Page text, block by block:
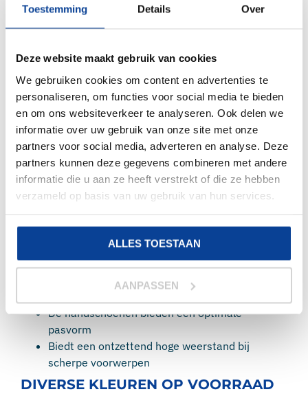
Toestemming Details Over
Deze website maakt gebruik van cookies
We gebruiken cookies om content en advertenties te
personaliseren, om functies voor social media te bieden
en om ons websiteverkeer te analyseren. Ook delen we
informatie over uw gebruik van onze site met onze
partners voor social media, adverteren en analyse. Deze
partners kunnen deze gegevens combineren met andere
informatie die u aan ze heeft verstrekt of die ze hebben
verzameld op basis van uw gebruik van hun services.
ALLES TOESTAAN
AANPASSEN
goed. De handschoenen passen zich aan op een
iedereen gewenst. Bovendien zijn ze enorm rekbaar
en scheurbestendig.
nitril voldoen aan de Europese normen 455. Deze
norm test op lekken, veiligheid en fysische
eigenschappen. Het is dus een zeer betrouwbaar
product.
EIGENSCHAPPEN VAN NITRIL
HANDSCHOENEN
Nitril handschoenen hebben meerdere
waarin veiligheid essentieel is. De eigenschappen van
Bestemd tegen chemicaliën
De handschoenen bieden een optimale
pasvorm
Biedt een ontzettend hoge weerstand bij
scherpe voorwerpen
DIVERSE KLEUREN OP VOORRAAD